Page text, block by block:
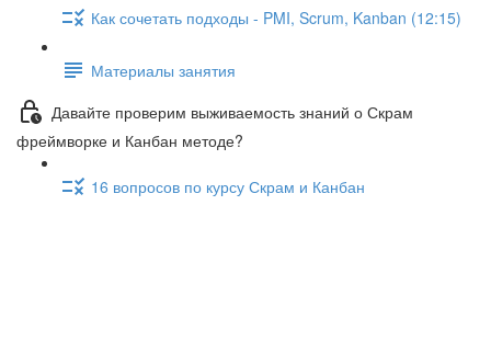
Как сочетать подходы - PMI, Scrum, Kanban (12:15)
Материалы занятия
Давайте проверим выживаемость знаний о Скрам
фреймворке и Канбан методе?
16 вопросов по курсу Скрам и Канбан